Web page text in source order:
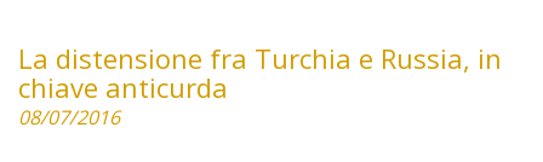
La distensione fra Turchia e Russia, in
chiave anticurda
08/07/2016